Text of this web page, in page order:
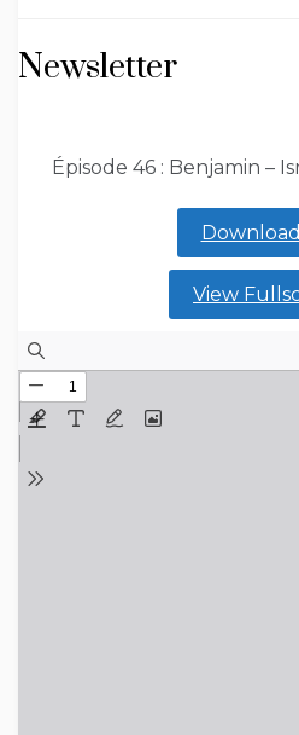
Newsletter
Épisode 46 : Benjamin –
View